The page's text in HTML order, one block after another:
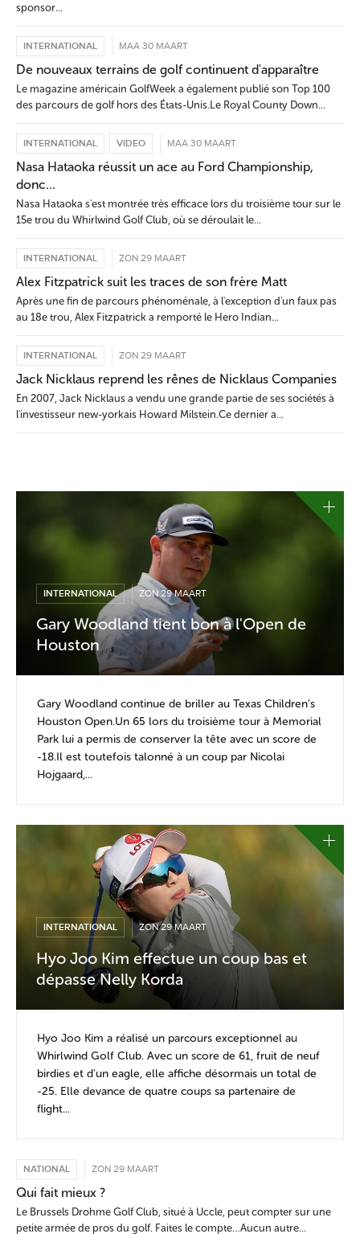
sponsor...
INTERNATIONAL MAA 30 MAART
De nouveaux terrains de golf continuent d'apparaître
Le magazine américain GolfWeek a également publié son Top 100
des parcours de golf hors des États-Unis.Le Royal County Down...
INTERNATIONAL VIDEO MAA 30 MAART
Nasa Hataoka réussit un ace au Ford Championship,
donc…
Nasa Hataoka s'est montrée très efficace lors du troisième tour sur le
15e trou du Whirlwind Golf Club, où se déroulait le...
INTERNATIONAL ZON 29 MAART
Alex Fitzpatrick suit les traces de son frère Matt
Après une fin de parcours phénoménale, à l'exception d'un faux pas
au 18e trou, Alex Fitzpatrick a remporté le Hero Indian...
INTERNATIONAL ZON 29 MAART
Jack Nicklaus reprend les rênes de Nicklaus Companies
En 2007, Jack Nicklaus a vendu une grande partie de ses sociétés à
l'investisseur new-yorkais Howard Milstein.Ce dernier a...
INTERNATIONAL ZON 29 MAART
Gary Woodland tient bon à l'Open de
Houston
Gary Woodland continue de briller au Texas Children’s
Houston Open.Un 65 lors du troisième tour à Memorial
Park lui a permis de conserver la tête avec un score de
-18.Il est toutefois talonné à un coup par Nicolai
Hojgaard,...
INTERNATIONAL ZON 29 MAART
Hyo Joo Kim effectue un coup bas et
dépasse Nelly Korda
Hyo Joo Kim a réalisé un parcours exceptionnel au
Whirlwind Golf Club. Avec un score de 61, fruit de neuf
birdies et d'un eagle, elle affiche désormais un total de
-25. Elle devance de quatre coups sa partenaire de
flight...
NATIONAL ZON 29 MAART
Qui fait mieux ?
Le Brussels Drohme Golf Club, situé à Uccle, peut compter sur une
petite armée de pros du golf. Faites le compte…Aucun autre...